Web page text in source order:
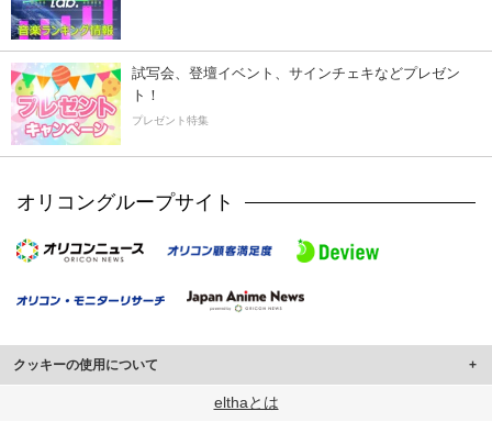
試写会、登壇イベント、サインチェキなどプレゼン
ト！
プレゼント特集
オリコングループサイト
クッキーの使用について
このサイトでは Cookie を使用して、ユーザーに合わせたコンテンツや広告の
elthaとは